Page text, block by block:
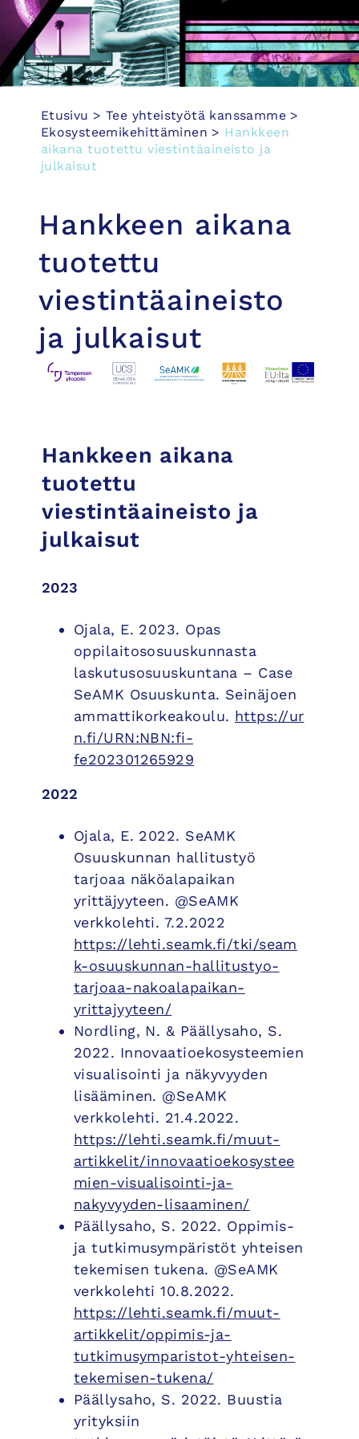
Etusivu >Tee yhteis­työtä kanssamme>
Ekosysteemikehittäminen > Hankkeen
aikana tuotettu viestintäaineisto ja
julkaisut
Hankkeen aikana
tuotettu
viestintäaineisto
ja julkaisut
Hankkeen aikana
tuotettu
viestintäaineisto ja
julkaisut
2023
Ojala, E. 2023. Opas
oppilaitososuuskunnasta
laskutusosuuskuntana – Case
SeAMK Osuuskunta. Seinäjoen
ammattikorkeakoulu. https://ur
n.fi/URN:NBN:fi-
fe202301265929
2022
Ojala, E. 2022. SeAMK
Osuuskunnan hallitustyö
tarjoaa näköalapaikan
yrittäjyyteen. @SeAMK
verkkolehti. 7.2.2022
https://lehti.seamk.fi/tki/seam
k-osuuskunnan-hallitustyo-
tarjoaa-nakoalapaikan-
yrittajyyteen/
Nordling, N. & Päällysaho, S.
2022. Innovaatioekosysteemien
visualisointi ja näkyvyyden
lisääminen. @SeAMK
verkkolehti. 21.4.2022.
https://lehti.seamk.fi/muut-
artikkelit/innovaatioekosystee
mien-visualisointi-ja-
nakyvyyden-lisaaminen/
Päällysaho, S. 2022. Oppimis-
ja tutkimusympäristöt yhteisen
tekemisen tukena. @SeAMK
verkkolehti 10.8.2022.
https://lehti.seamk.fi/muut-
artikkelit/oppimis-ja-
tutkimusymparistot-yhteisen-
tekemisen-tukena/
Päällysaho, S. 2022. Buustia
yrityksiin